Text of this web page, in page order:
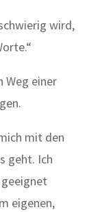
wird,
Weg einer
mit den
geht. Ich
eigenen,